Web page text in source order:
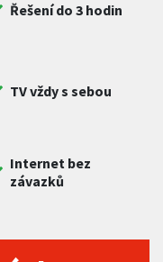
Řešení do 3 hodin
TV vždy s sebou
Internet bez
závazků